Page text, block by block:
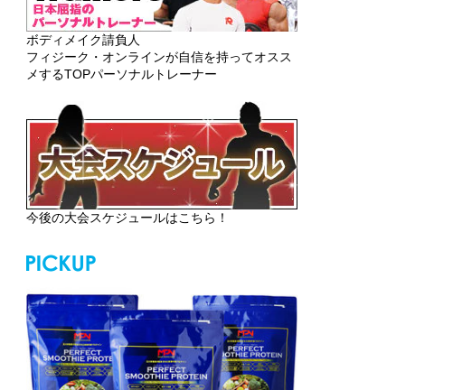
ボディメイク請負人
フィジーク・オンラインが自信を持ってオスス
メするTOPパーソナルトレーナー
今後の大会スケジュールはこちら！